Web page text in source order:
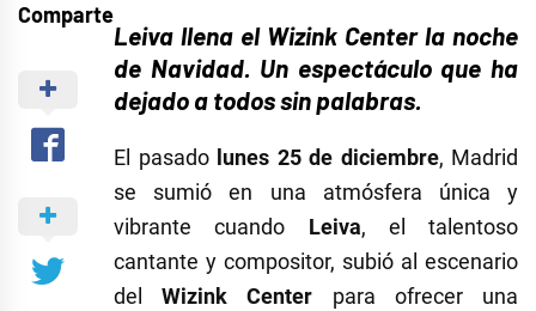
Comparte
Leiva llena el Wizink Center la noche
de Navidad. Un espectáculo que ha
dejado a todos sin palabras.
El pasado lunes 25 de diciembre, Madrid
se sumió en una atmósfera única y
vibrante cuando Leiva, el talentoso
cantante y compositor, subió al escenario
delWizink Center para ofrecer una